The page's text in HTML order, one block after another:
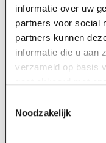
informatie over uw
partners voor social
partners kunnen
informatie die u aan
verzameld op basis
Noodzakelijk
optioneel bij te
Incl. 100 unieke IP
Je ontvangt de